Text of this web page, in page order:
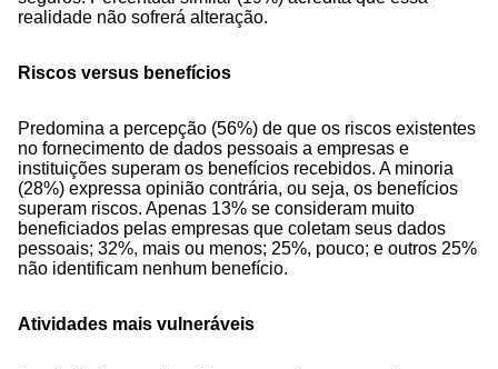
realidade não sofrerá alteração.
Riscos versus benefícios
Predomina a percepção (56%) de que os riscos existentes
no fornecimento de dados pessoais a empresas e
instituições superam os benefícios recebidos. A minoria
(28%) expressa opinião contrária, ou seja, os benefícios
superam riscos. Apenas 13% se consideram muito
beneficiados pelas empresas que coletam seus dados
pessoais; 32%, mais ou menos; 25%, pouco; e outros 25%
não identificam nenhum benefício.
Atividades mais vulneráveis